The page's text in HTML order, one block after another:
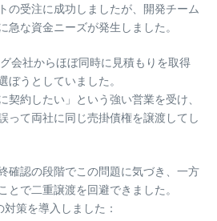
の受注に成功しましたが、開発チーム
急な資金ニーズが発生しました。
会社からほぼ同時に見積もりを取得
ぼうとしていました。
契約したい」という強い営業を受け、
って両社に同じ売掛債権を譲渡してし
確認の段階でこの問題に気づき、一方
とで二重譲渡を回避できました。
策を導入しました：